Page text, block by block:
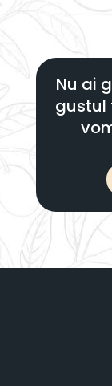
Nu ai
gustul